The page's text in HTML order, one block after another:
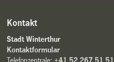
Kontakt
Stadt Winterthur
Kontaktformular